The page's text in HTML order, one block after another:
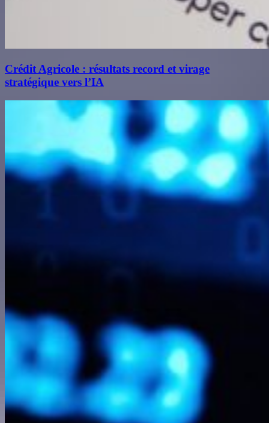
Crédit Agricole : résultats record et virage
stratégique vers l’IA